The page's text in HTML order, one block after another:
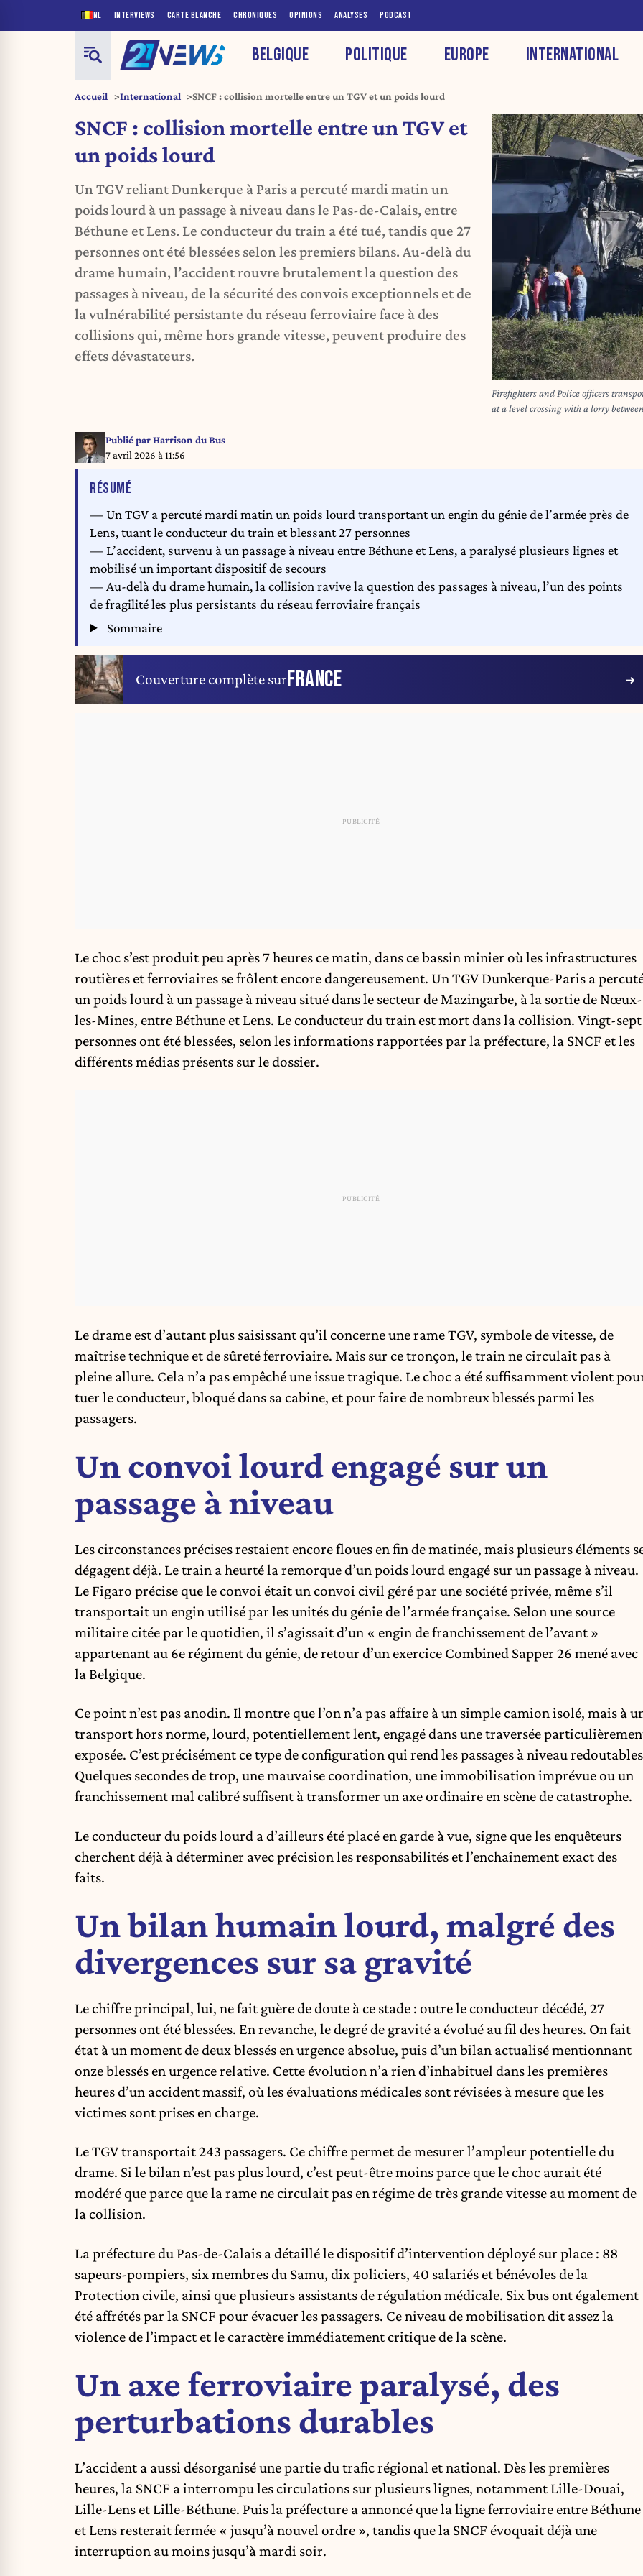
NL INTERVIEWS CARTE BLANCHE CHRONIQUES OPINIONS ANALYSES PODCAST
BELGIQUE POLITIQUE EUROPE INTERNATIONAL
Accueil International SNCF : collision mortelle entre un TGV et un poids lourd
SNCF : collision mortelle entre un TGV et
un poids lourd
Un TGV reliant Dunkerque à Paris a percuté mardi matin un
poids lourd à un passage à niveau dans le Pas-de-Calais, entre
Béthune et Lens. Le conducteur du train a été tué, tandis que 27
personnes ont été blessées selon les premiers bilans. Au-delà du
drame humain, l’accident rouvre brutalement la question des
passages à niveau, de la sécurité des convois exceptionnels et de
la vulnérabilité persistante du réseau ferroviaire face à des
collisions qui, même hors grande vitesse, peuvent produire des
effets dévastateurs.
Firefighters and Police officers
at a level crossing with a lorry
region, northern France on April 7,
Publié parHarrison du Bus
7 avril 2026 à 11:56
RÉSUMÉDE L'ARTICLE
— Un TGV a percuté mardi matin un poids lourd transportant un engin du génie de l’armée près de
Lens, tuant le conducteur du train et blessant 27 personnes
— L’accident, survenu à un passage à niveau entre Béthune et Lens, a paralysé plusieurs lignes et
mobilisé un important dispositif de secours
— Au-delà du drame humain, la collision ravive la question des passages à niveau, l’un des points
de fragilité les plus persistants du réseau ferroviaire français
Sommaire
Couverture complète surFRANCE
Le choc s’est produit peu après 7 heures ce matin, dans ce bassin minier où les infrastructures
routières et ferroviaires se frôlent encore dangereusement. Un TGV Dunkerque-Paris a
un poids lourd à un passage à niveau situé dans le secteur de Mazingarbe, à la sortie de Nœux-
les-Mines, entre Béthune et Lens. Le conducteur du train est mort dans la collision. Vingt-sept
personnes ont été blessées, selon les informations rapportées par la préfecture, la SNCF et les
différents médias présents sur le dossier.
Le drame est d’autant plus saisissant qu’il concerne une rame TGV, symbole de vitesse, de
maîtrise technique et de sûreté ferroviaire. Mais sur ce tronçon, le train ne circulait pas à
pleine allure. Cela n’a pas empêché une issue tragique. Le choc a été suffisamment violent
tuer le conducteur, bloqué dans sa cabine, et pour faire de nombreux blessés parmi les
passagers.
Un convoi lourd engagé sur un
passage à niveau
Les circonstances précises restaient encore floues en fin de matinée, mais plusieurs éléments
dégagent déjà. Le train a heurté la remorque d’un poids lourd engagé sur un passage à niveau.
Le Figaro précise que le convoi était un convoi civil géré par une société privée, même s’il
transportait un engin utilisé par les unités du génie de l’armée française. Selon une source
militaire citée par le quotidien, il s’agissait d’un « engin de franchissement de l’avant »
appartenant au 6e régiment du génie, de retour d’un exercice Combined Sapper 26 mené avec
la Belgique.
Ce point n’est pas anodin. Il montre que l’on n’a pas affaire à un simple camion isolé, mais à
transport hors norme, lourd, potentiellement lent, engagé dans une traversée
exposée. C’est précisément ce type de configuration qui rend les passages à niveau
Quelques secondes de trop, une mauvaise coordination, une immobilisation imprévue ou un
franchissement mal calibré suffisent à transformer un axe ordinaire en scène de catastrophe.
Le conducteur du poids lourd a d’ailleurs été placé en garde à vue, signe que les enquêteurs
cherchent déjà à déterminer avec précision les responsabilités et l’enchaînement exact des
faits.
Un bilan humain lourd, malgré des
divergences sur sa gravité
Le chiffre principal, lui, ne fait guère de doute à ce stade : outre le conducteur décédé, 27
personnes ont été blessées. En revanche, le degré de gravité a évolué au fil des heures. On fait
état à un moment de deux blessés en urgence absolue, puis d’un bilan actualisé mentionnant
onze blessés en urgence relative. Cette évolution n’a rien d’inhabituel dans les premières
heures d’un accident massif, où les évaluations médicales sont révisées à mesure que les
victimes sont prises en charge.
Le TGV transportait 243 passagers. Ce chiffre permet de mesurer l’ampleur potentielle du
drame. Si le bilan n’est pas plus lourd, c’est peut-être moins parce que le choc aurait été
modéré que parce que la rame ne circulait pas en régime de très grande vitesse au moment de
la collision.
La préfecture du Pas-de-Calais a détaillé le dispositif d’intervention déployé sur place : 88
sapeurs-pompiers, six membres du Samu, dix policiers, 40 salariés et bénévoles de la
Protection civile, ainsi que plusieurs assistants de régulation médicale. Six bus ont également
été affrétés par la SNCF pour évacuer les passagers. Ce niveau de mobilisation dit assez la
violence de l’impact et le caractère immédiatement critique de la scène.
Un axe ferroviaire paralysé, des
perturbations durables
L’accident a aussi désorganisé une partie du trafic régional et national. Dès les premières
heures, la SNCF a interrompu les circulations sur plusieurs lignes, notamment Lille-Douai,
Lille-Lens et Lille-Béthune. Puis la préfecture a annoncé que la ligne ferroviaire entre Béthune
et Lens resterait fermée « jusqu’à nouvel ordre », tandis que la SNCF évoquait déjà une
interruption au moins jusqu’à mardi soir.